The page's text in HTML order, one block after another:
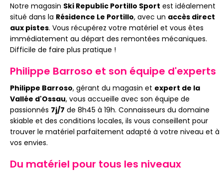
Notre magasin Ski Republic Portillo Sport est idéalement
situé dans la Résidence Le Portillo, avec un accès direct
aux pistes. Vous récupérez votre matériel et vous êtes
immédiatement au départ des remontées mécaniques.
Difficile de faire plus pratique !
Philippe Barroso et son équipe d'experts
Philippe Barroso, gérant du magasin et expert de la
Vallée d'Ossau, vous accueille avec son équipe de
passionnés 7j/7 de 8h45 à 19h. Connaisseurs du domaine
skiable et des conditions locales, ils vous conseillent pour
trouver le matériel parfaitement adapté à votre niveau et à
vos envies.
Du matériel pour tous les niveaux